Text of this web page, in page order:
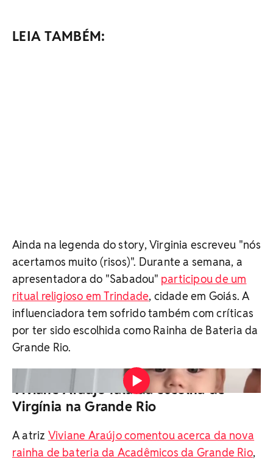
LEIA TAMBÉM:
Ainda na legenda do story, Virginia escreveu "nós
acertamos muito (risos)". Durante a semana, a
apresentadora do "Sabadou" participou de um
ritual religioso em Trindade, cidade em Goiás. A
influenciadora tem sofrido também com críticas
por ter sido escolhida como Rainha de Bateria da
Grande Rio.
Viviane Araújo fala da escolha de
Virgínia na Grande Rio
A atriz Viviane Araújo comentou acerca da nova
rainha de bateria da Acadêmicos da Grande Rio,